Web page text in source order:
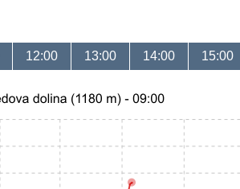
12:00 13:00 14:00 15:00